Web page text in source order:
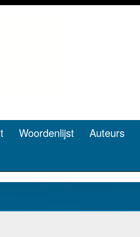
Woordenlijst Auteurs